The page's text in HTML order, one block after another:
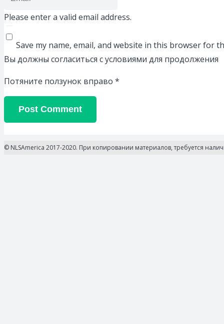
Please enter a valid email address.
Save my name, email, and website in this browser for
Вы должны согласиться с условиями для продолжения
Потяните ползунок вправо *
Post Comment
© NLSAmerica 2017-2020. При копировании материалов, требуется